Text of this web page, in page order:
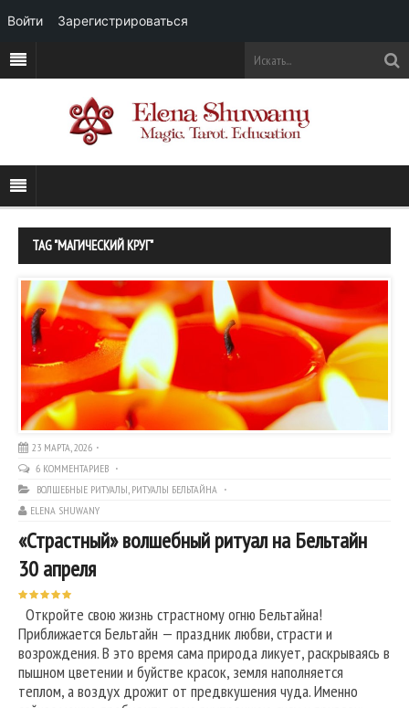
TAG "МАГИЧЕСКИЙ КРУГ"
23 МАРТА, 2026
6 КОММЕНТАРИЕВ
ВОЛШЕБНЫЕ РИТУАЛЫ, РИТУАЛЫ БЕЛЬТАЙНА
ELENA SHUWANY
«Страстный» волшебный ритуал на Бельтайн
30 апреля
Откройте свою жизнь страстному огню Бельтайна!
Приближается Бельтайн — праздник любви, страсти и
возрождения. В это время сама природа ликует, раскрываясь в
пышном цветении и буйстве красок, земля наполняется
теплом, а воздух дрожит от предвкушения чуда. Именно
Войти Зарегистрироваться